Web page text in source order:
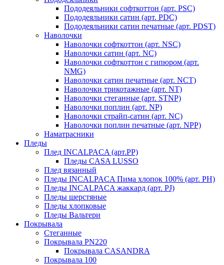
Пододеяльники софткоттон (арт. PSC)
Пододеяльники сатин (арт. PDC)
Пододеяльники сатин печатные (арт. PDST)
Наволочки
Наволочки софткоттон (арт. NSC)
Наволочки сатин (арт. NC)
Наволочки софткоттон с гипюром (арт.
NMG)
Наволочки сатин печатные (арт. NCT)
Наволочки трикотажные (арт. NT)
Наволочки стеганные (арт. STNP)
Наволочки поплин (арт. NP)
Наволочки страйп-сатин (арт. NC)
Наволочки поплин печатные (арт. NPP)
Наматрасники
Пледы
Плед INCALPACA (арт.PP)
Пледы CASA LUSSO
Плед вязанный
Пледы INCALPACA Пима хлопок 100% (арт. PH)
Пледы INCALPACA жаккард (арт. PJ)
Пледы шерстяные
Пледы хлопковые
Пледы Вальтери
Покрывала
Стеганные
Покрывала PN220
Покрывала CASANDRA
Покрывала 100